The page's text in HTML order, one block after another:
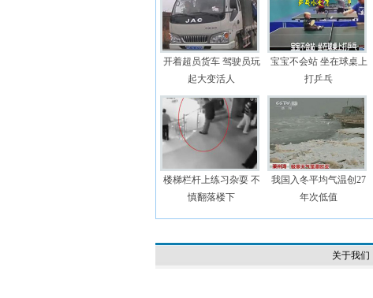
开着超员货车 驾驶员玩
起大变活人
宝宝不会站 坐在球桌上
打乒乓
楼梯栏杆上练习杂耍 不
慎翻落楼下
我国入冬平均气温创27
年次低值
关于我们